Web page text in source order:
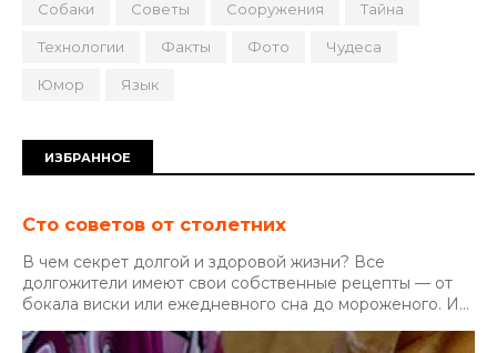
Собаки Советы Сооружения Тайна
Технологии Факты Фото Чудеса
Юмор Язык
ИЗБРАННОЕ
Сто советов от столетних
В чем секрет долгой и здоровой жизни? Все
долгожители имеют свои собственные рецепты — от
бокала виски или ежедневного сна до мороженого. И...